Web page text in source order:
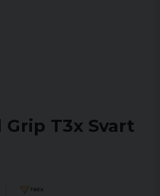
Grip T3x Svart